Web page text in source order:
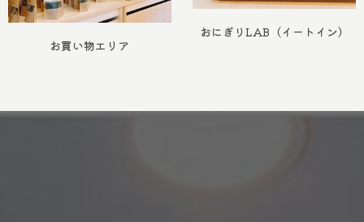
お買い物エリア
おにぎりLAB（イートイン）